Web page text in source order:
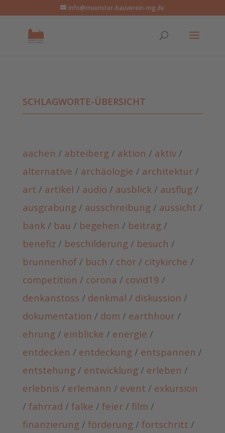
info@muenster-bauverein-mg.de
SCHLAGWORTE-ÜBERSICHT
aachen / abteiberg/ aktion / aktiv/
alternative / archäologie / architektur/
art / artikel / audio / ausblick/ ausflug/
ausgrabung/ ausschreibung/ aussicht /
bank/ bau / begehen / beitrag/
benefiz / beschilderung/ besuch /
brunnenhof/ buch / chor/ citykirche /
competition / corona / covid19 /
denkanstoss / denkmal / diskussion /
dokumentation / dom / earthhour/
ehrung/ einblicke / energie /
entdecken / entdeckung/ entspannen /
entstehung/ entwicklung/ erleben /
erlebnis / erlemann / event / exkursion
/ fahrrad / falke / feier/ film /
finanzierung/ förderung/ fortschritt /